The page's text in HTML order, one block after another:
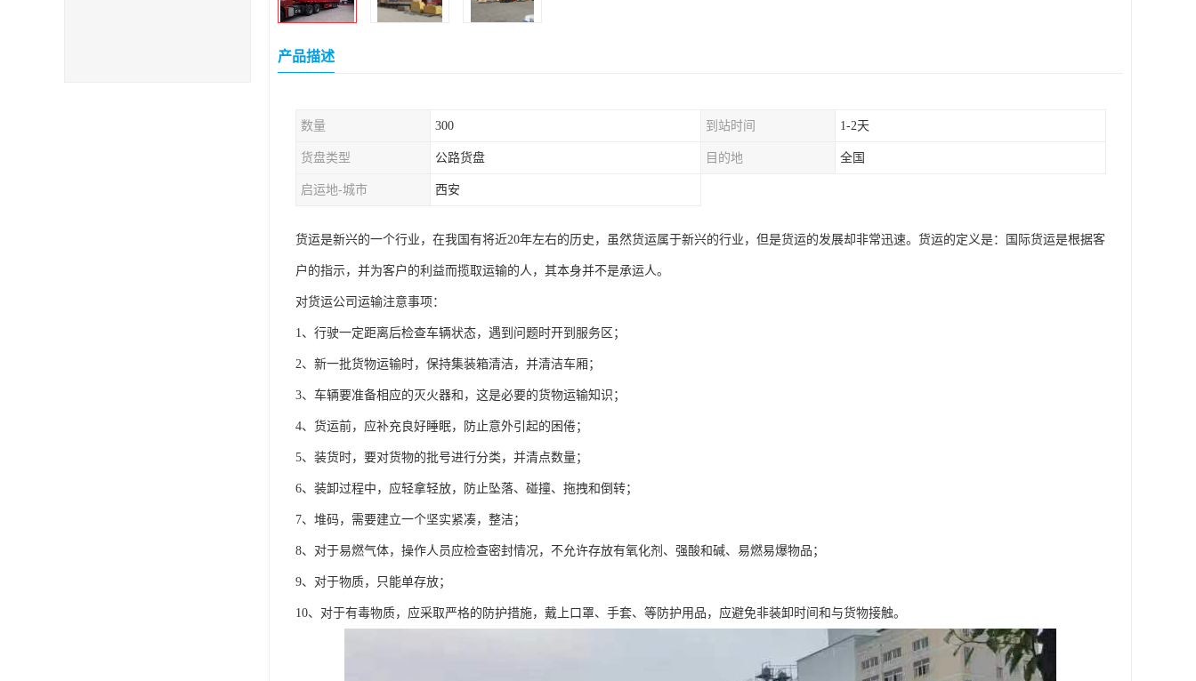
产品描述
数量 300 到站时间 1-2天
货盘类型 公路货盘 目的地 全国
启运地-城市 西安
货运是新兴的一个行业，在我国有将近20年左右的历史，虽然货运属于新兴的行业，但是货运的发展却非常迅速。货运的定义是：国际货运是根据客
户的指示，并为客户的利益而揽取运输的人，其本身并不是承运人。
对货运公司运输注意事项：
1、行驶一定距离后检查车辆状态，遇到问题时开到服务区；
2、新一批货物运输时，保持集装箱清洁，并清洁车厢；
3、车辆要准备相应的灭火器和，这是必要的货物运输知识；
4、货运前，应补充良好睡眠，防止意外引起的困倦；
5、装货时，要对货物的批号进行分类，并清点数量；
6、装卸过程中，应轻拿轻放，防止坠落、碰撞、拖拽和倒转；
7、堆码，需要建立一个坚实紧凑，整洁；
8、对于易燃气体，操作人员应检查密封情况，不允许存放有氧化剂、强酸和碱、易燃易爆物品；
9、对于物质，只能单存放；
10、对于有毒物质，应采取严格的防护措施，戴上口罩、手套、等防护用品，应避免非装卸时间和与货物接触。